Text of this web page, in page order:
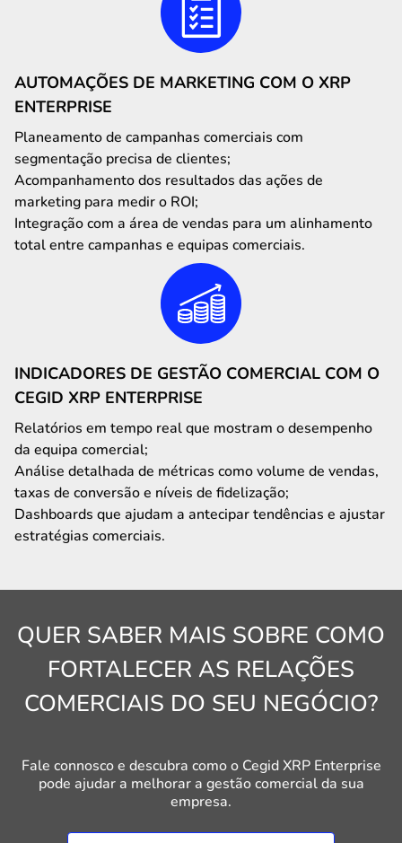
AUTOMAÇÕES DE MARKETING COM O XRP
ENTERPRISE
Planeamento de campanhas comerciais com
segmentação precisa de clientes;
Acompanhamento dos resultados das ações de
marketing para medir o ROI;
Integração com a área de vendas para um alinhamento
total entre campanhas e equipas comerciais.
INDICADORES DE GESTÃO COMERCIAL COM O
CEGID XRP ENTERPRISE
Relatórios em tempo real que mostram o desempenho
da equipa comercial;
Análise detalhada de métricas como volume de vendas,
taxas de conversão e níveis de fidelização;
Dashboards que ajudam a antecipar tendências e ajustar
estratégias comerciais.
QUER SABER MAIS SOBRE COMO
FORTALECER AS RELAÇÕES
COMERCIAIS DO SEU NEGÓCIO?
Fale connosco e descubra como o Cegid XRP Enterprise
pode ajudar a melhorar a gestão comercial da sua
empresa.